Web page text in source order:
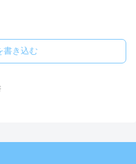
書き込む